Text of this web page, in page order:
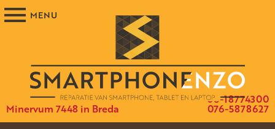
Minervum 7448 in Breda 076-5878627
06-18774300